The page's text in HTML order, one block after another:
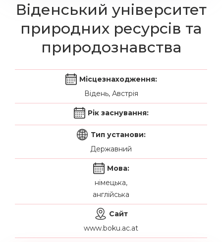
Віденський університет
природних ресурсів та
природознавства
Місцезнаходження:
Відень, Австрія
Рік заснування:
Тип установи:
Державний
Мова:
німецька,
англійська
Сайт
www.boku.ac.at